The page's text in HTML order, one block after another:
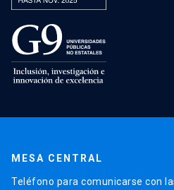
MESA CENTRAL
Teléfono para comunicarse con